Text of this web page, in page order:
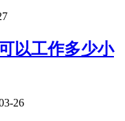
以工作多少小
26